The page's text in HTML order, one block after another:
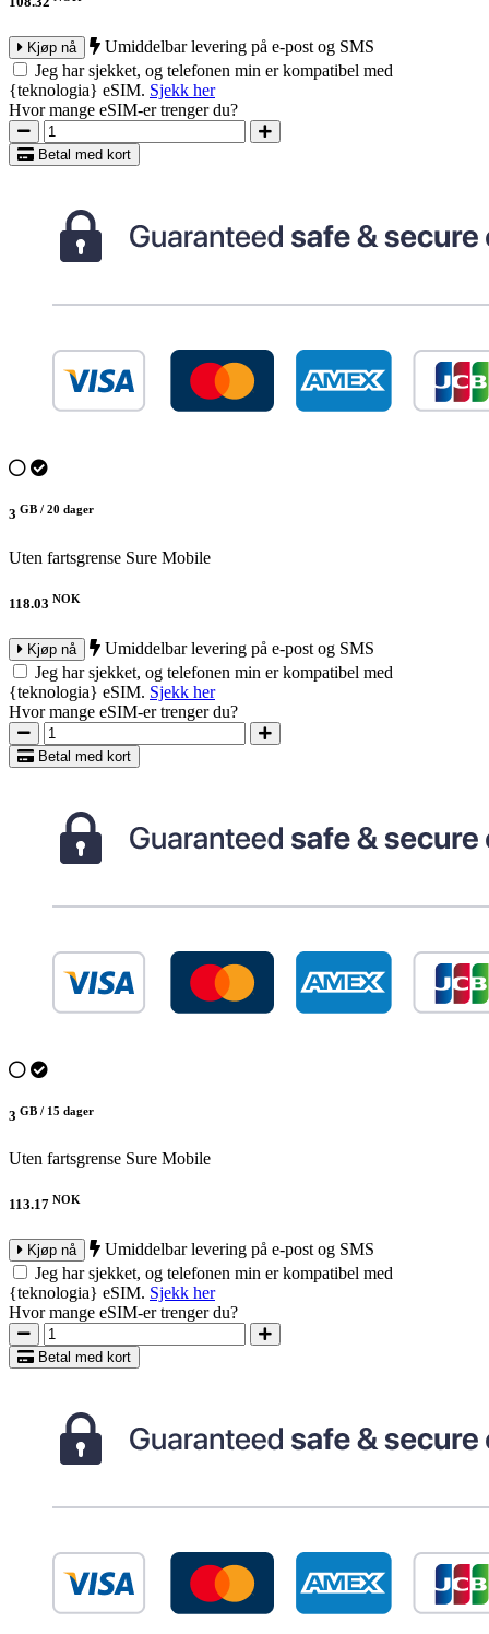
Kjøp nå
Umiddelbar levering på e-post og SMS
Jeg har sjekket, og telefonen min er kompatibel med
{teknologia} eSIM. Sjekk her
Hvor mange eSIM-er trenger du?
Betal med kort
3 GB / 20 dager
Uten fartsgrense Sure Mobile
118.03 NOK
Kjøp nå
Umiddelbar levering på e-post og SMS
Jeg har sjekket, og telefonen min er kompatibel med
{teknologia} eSIM. Sjekk her
Hvor mange eSIM-er trenger du?
Betal med kort
3 GB / 15 dager
Uten fartsgrense Sure Mobile
113.17 NOK
Kjøp nå
Umiddelbar levering på e-post og SMS
Jeg har sjekket, og telefonen min er kompatibel med
{teknologia} eSIM. Sjekk her
Hvor mange eSIM-er trenger du?
Betal med kort